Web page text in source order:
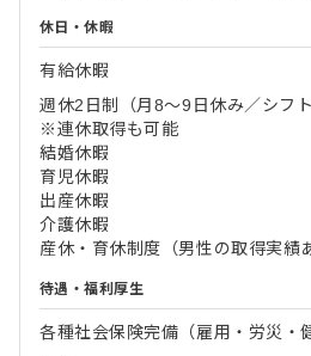
休日・休暇
有給休暇
週休2日制（月8～9日休み／シフト
※連休取得も可能
結婚休暇
育児休暇
出産休暇
介護休暇
産休・育休制度（男性の取得実績
待遇・福利厚生
各種社会保険完備（雇用・労災・